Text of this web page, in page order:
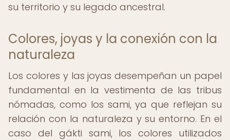
su territorio y su legado ancestral.
Colores, joyas y la conexión con la
naturaleza
Los colores y las joyas desempeñan un papel
fundamental en la vestimenta de las tribus
nómadas, como los sami, ya que reflejan su
relación con la naturaleza y su entorno. En el
caso del gákti sami, los colores utilizados